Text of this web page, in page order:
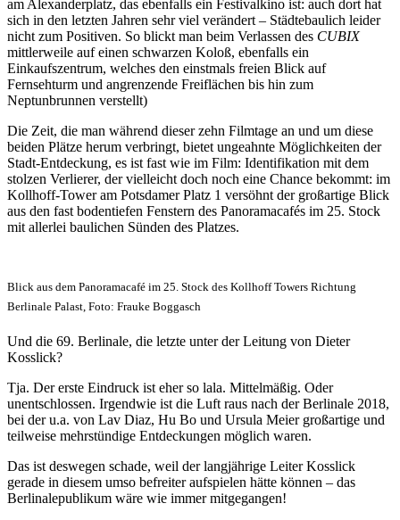
am Alexanderplatz, das ebenfalls ein Festivalkino ist: auch dort hat
sich in den letzten Jahren sehr viel verändert – Städtebaulich leider
nicht zum Positiven. So blickt man beim Verlassen des CUBIX
mittlerweile auf einen schwarzen Koloß, ebenfalls ein
Einkaufszentrum, welches den einstmals freien Blick auf
Fernsehturm und angrenzende Freiflächen bis hin zum
Neptunbrunnen verstellt)
Die Zeit, die man während dieser zehn Filmtage an und um diese
beiden Plätze herum verbringt, bietet ungeahnte Möglichkeiten der
Stadt-Entdeckung, es ist fast wie im Film: Identifikation mit dem
stolzen Verlierer, der vielleicht doch noch eine Chance bekommt: im
Kollhoff-Tower am Potsdamer Platz 1 versöhnt der großartige Blick
aus den fast bodentiefen Fenstern des Panoramacafés im 25. Stock
mit allerlei baulichen Sünden des Platzes.
Blick aus dem Panoramacafé im 25. Stock des Kollhoff Towers Richtung
Berlinale Palast, Foto: Frauke Boggasch
Und die 69. Berlinale, die letzte unter der Leitung von Dieter
Kosslick?
Tja. Der erste Eindruck ist eher so lala. Mittelmäßig. Oder
unentschlossen. Irgendwie ist die Luft raus nach der Berlinale 2018,
bei der u.a. von Lav Diaz, Hu Bo und Ursula Meier großartige und
teilweise mehrstündige Entdeckungen möglich waren.
Das ist deswegen schade, weil der langjährige Leiter Kosslick
gerade in diesem umso befreiter aufspielen hätte können – das
Berlinalepublikum wäre wie immer mitgegangen!